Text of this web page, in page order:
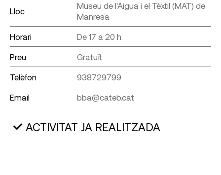
Lloc
Museu de l'Aigua i el Tèxtil (MAT) de
Manresa
Horari De 17 a 20 h.
Preu Gratuït
Telèfon 938729799
Email bba@cateb.cat
ACTIVITAT JA REALITZADA